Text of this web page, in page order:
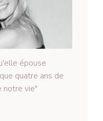
épouse
quatre ans de
notre vie"